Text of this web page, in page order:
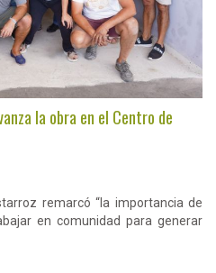
la obra en el Centro de
remarcó “la importancia de
en comunidad para generar